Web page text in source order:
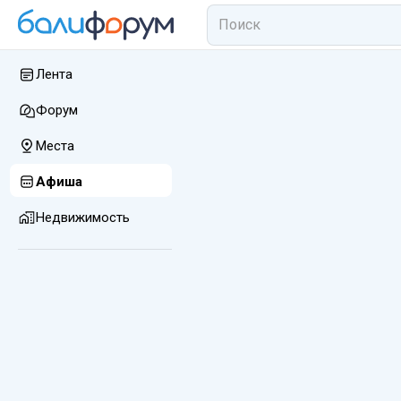
Лента
Форум
Места
Афиша
Недвижимость